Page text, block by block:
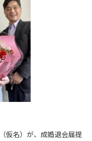
仮名）が、成婚退会届提